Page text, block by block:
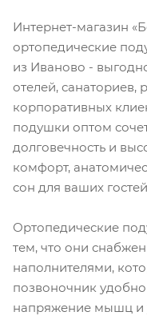
Интернет-магазин
ортопедические
из Иваново -
отелей, санаториев,
корпоративных
подушки оптом
долговечность и
комфорт,
сон для ваших
Ортопедические
тем, что они
наполнителями,
позвоночник
напряжение мышц и